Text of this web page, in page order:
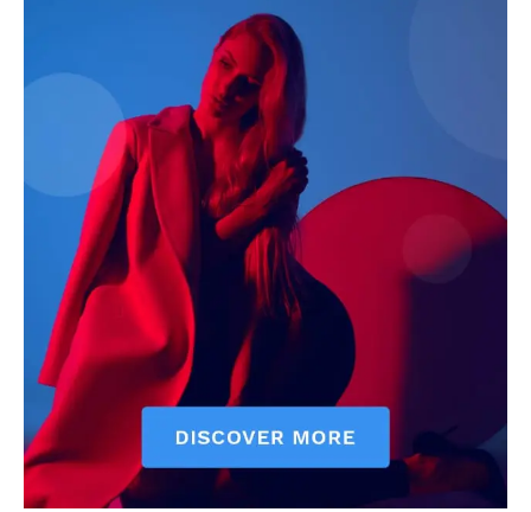
AIN NEWS 1
Contact Us
About Us
Privacy Policy
Terms of Use Agreement
Facebook
X WhatsApp
Share